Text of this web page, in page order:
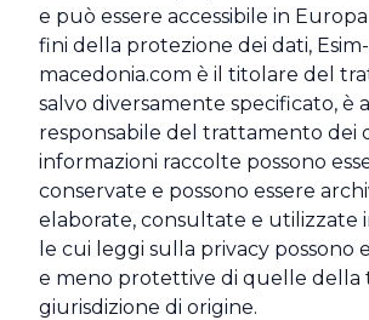
e può essere accessibile in
fini della protezione dei dati, Esim-
macedonia.com è il titolare del
salvo diversamente specificato, è
responsabile del trattamento dei
informazioni raccolte possono
conservate e possono essere
elaborate, consultate e utilizzate
le cui leggi sulla privacy possono
e meno protettive di quelle della
giurisdizione di origine.